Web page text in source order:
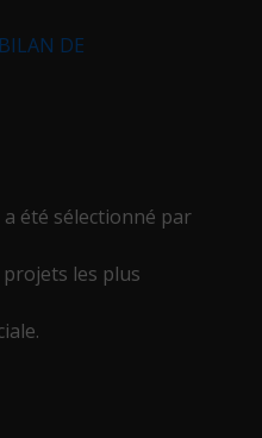
DE
a été sélectionné par
les plus